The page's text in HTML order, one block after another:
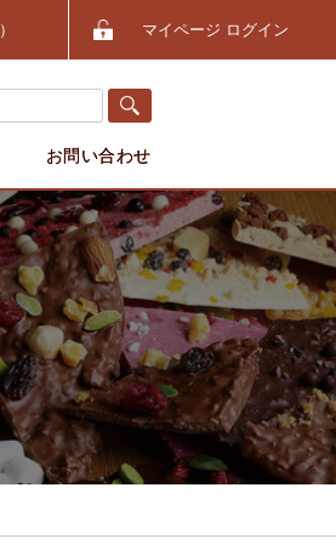
マイページ ログイン
お問い合わせ